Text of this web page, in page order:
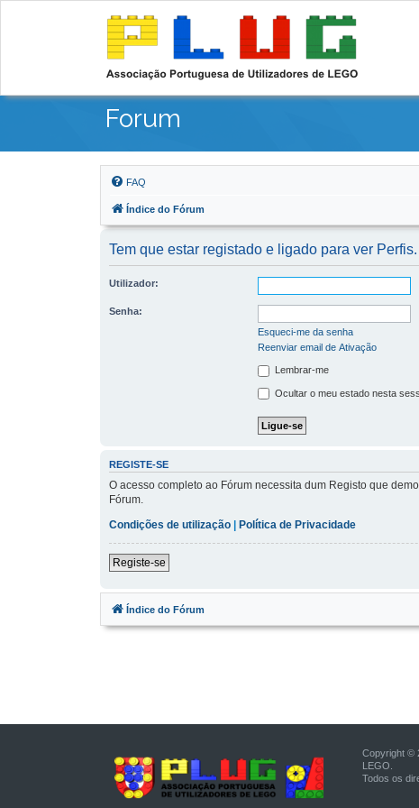
Forum
FAQ
Índice do Fórum
Tem que estar registado e ligado para ver Perfis.
Utilizador:
Senha:
Esqueci-me da senha
Reenviar email de Ativação
Lembrar-me
Ocultar o meu estado nesta
REGISTE-SE
O acesso completo ao Fórum necessita dum Registo que
Fórum.
Condições de utilização | Política de Privacidade
Registe-se
Índice do Fórum
Copyright ©
LEGO.
Todos os